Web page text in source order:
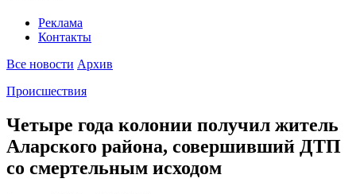
Реклама
Контакты
Все новости Архив
Происшествия
Четыре года колонии получил житель
Аларского района, совершивший ДТП
со смертельным исходом